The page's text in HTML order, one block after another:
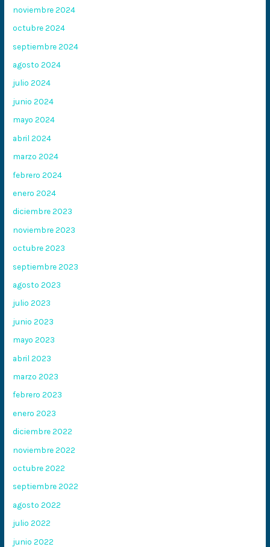
noviembre 2024
octubre 2024
septiembre 2024
agosto 2024
julio 2024
junio 2024
mayo 2024
abril 2024
marzo 2024
febrero 2024
enero 2024
diciembre 2023
noviembre 2023
octubre 2023
septiembre 2023
agosto 2023
julio 2023
junio 2023
mayo 2023
abril 2023
marzo 2023
febrero 2023
enero 2023
diciembre 2022
noviembre 2022
octubre 2022
septiembre 2022
agosto 2022
julio 2022
junio 2022